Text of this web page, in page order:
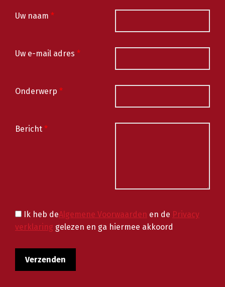
Uw naam *
Uw e-mail adres *
Onderwerp *
Bericht *
Ik heb deAlgemene Voorwaarden en de Privacy
verklaring gelezen en ga hiermee akkoord